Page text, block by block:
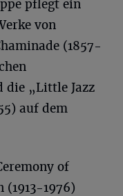
pflegt ein
von
(1857-
die „Little Jazz
auf dem
of
1976)